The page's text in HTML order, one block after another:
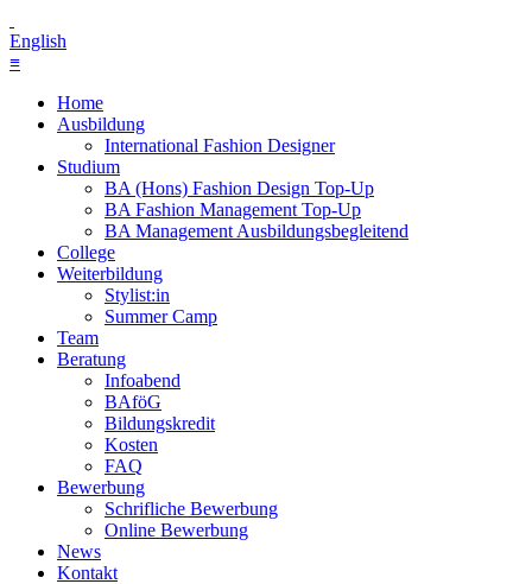
English
≡
Home
Ausbildung
International Fashion Designer
Studium
BA (Hons) Fashion Design Top-Up
BA Fashion Management Top-Up
BA Management Ausbildungsbegleitend
College
Weiterbildung
Stylist:in
Summer Camp
Team
Beratung
Infoabend
BAföG
Bildungskredit
Kosten
FAQ
Bewerbung
Schrifliche Bewerbung
Online Bewerbung
News
Kontakt